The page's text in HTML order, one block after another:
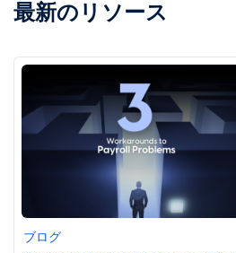
最新のリソース
ブログ